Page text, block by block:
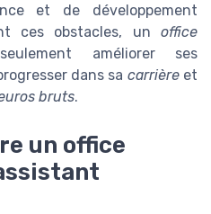
et de développement
ces obstacles, un office
améliorer ses
dans sa carrièreet
bruts.
un office